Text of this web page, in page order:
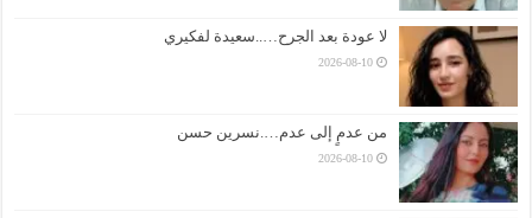
لا عودة بعد الجرح…..سعيدة لفكيري
2026-08-10
من عدمٍ إلى عدم….نسرين حسن
2026-08-10